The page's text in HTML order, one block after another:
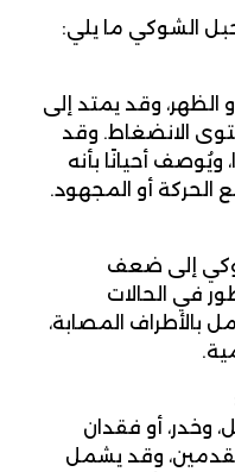
الشوكي ما يلي:
الظهر، وقد يمتد إلى
الانضغاط. وقد
أحيانًا بأنه
الحركة أو المجهود.
إلى ضعف
في الحالات
بالأطراف المصابة،
أو فقدان
وقد يشمل